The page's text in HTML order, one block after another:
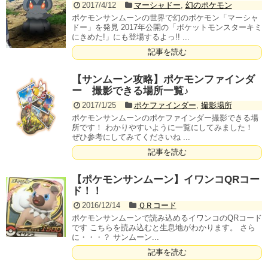
2017/4/12 マーシャドー, 幻のポケモン
ポケモンサンムーンの世界で幻のポケモン「マーシャ
ドー」を発見 2017年公開の「ポケットモンスターキミ
にきめた!」にも登場するよっ!! ...
記事を読む
【サンムーン攻略】ポケモンファインダ
ー 撮影できる場所一覧♪
2017/1/25 ポケファインダー, 撮影場所
ポケモンサンムーンのポケファインダー撮影できる場
所です！ わかりやすいように一覧にしてみました！
ぜひ参考にしてみてくださいね ...
記事を読む
【ポケモンサンムーン】イワンコQRコー
ド！！
2016/12/14
ＱＲコード
ポケモンサンムーンで読み込めるイワンコのQRコード
です こちらを読み込むと生息地がわかります。 さら
に・・・？ サンムーン...
記事を読む